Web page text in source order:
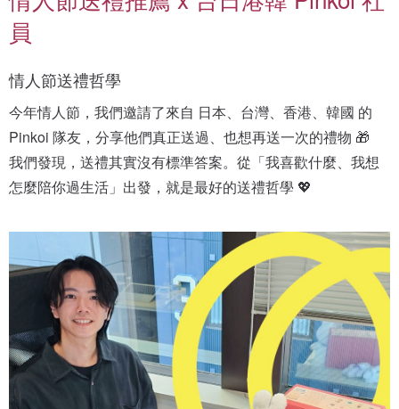
員
情人節送禮哲學
今年情人節，我們邀請了來自 日本、台灣、香港、韓國 的
Pinkoi 隊友，分享他們真正送過、也想再送一次的禮物 🎁
我們發現，送禮其實沒有標準答案。從「我喜歡什麼、我想
怎麼陪你過生活」出發，就是最好的送禮哲學 💖